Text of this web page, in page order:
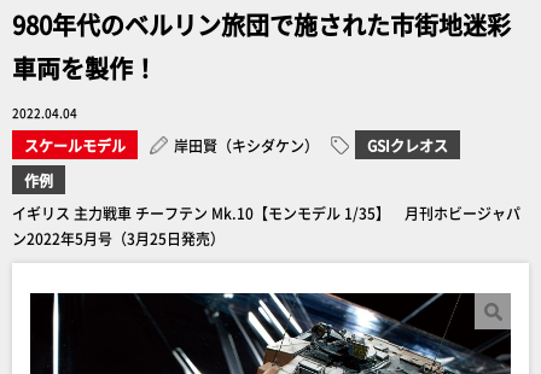
980年代のベルリン旅団で施された市街地迷彩
車両を製作！
2022.04.04
スケールモデル 岸田賢（キシダケン）
GSIクレオス
作例
イギリス 主力戦車 チーフテン Mk.10【モンモデル 1/35】 月刊ホビージャパ
ン2022年5月号（3月25日発売）